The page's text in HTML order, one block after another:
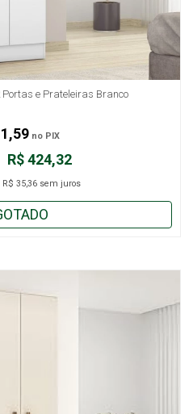
e Prateleiras Branco
R$ 424,32
R$ 35,36 sem juros
no PIX